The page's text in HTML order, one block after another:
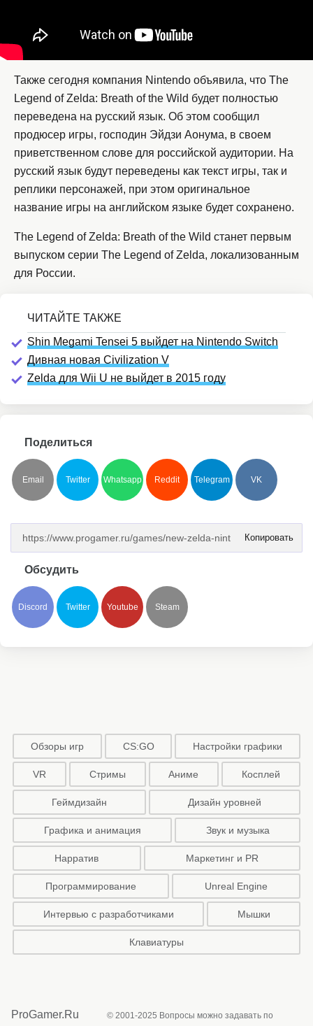
Также сегодня компания Nintendo объявила, что The
Legend of Zelda: Breath of the Wild будет полностью
переведена на русский язык. Об этом сообщил
продюсер игры, господин Эйдзи Аонума, в своем
приветственном слове для российской аудитории. На
русский язык будут переведены как текст игры, так и
реплики персонажей, при этом оригинальное
название игры на английском языке будет сохранено.
The Legend of Zelda: Breath of the Wild станет первым
выпуском серии The Legend of Zelda, локализованным
для России.
Shin Megami Tensei 5 выйдет на Nintendo Switch
Дивная новая Civilization V
Zelda для Wii U не выйдет в 2015 году
Поделиться
Email Twitter Whatsapp Reddit Telegram VK
Копировать
Обсудить
Discord Twitter Youtube Steam
Обзоры игр CS:GO Настройки графики
VR Стримы Аниме Косплей
Геймдизайн Дизайн уровней
Графика и анимация Звук и музыка
Нарратив Маркетинг и PR
Программирование Unreal Engine
Интервью с разработчиками Мышки
Клавиатуры
ProGamer.Ru
© 2001-2025 Вопросы можно задавать по